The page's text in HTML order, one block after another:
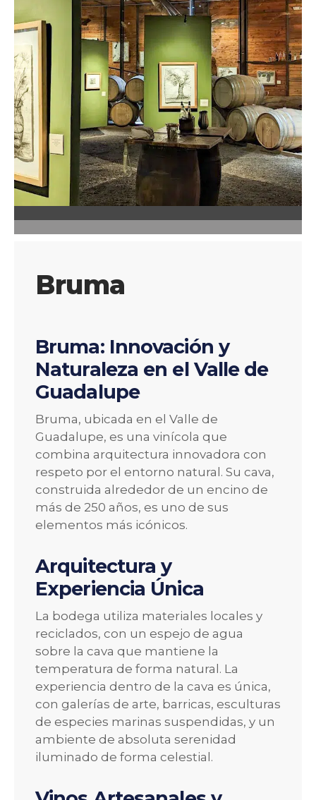
Bruma
Bruma: Innovación y
Naturaleza en el Valle de
Guadalupe
Bruma, ubicada en el Valle de
Guadalupe, es una vinícola que
combina arquitectura innovadora con
respeto por el entorno natural. Su cava,
construida alrededor de un encino de
más de 250 años, es uno de sus
elementos más icónicos.
Arquitectura y
Experiencia Única
La bodega utiliza materiales locales y
reciclados, con un espejo de agua
sobre la cava que mantiene la
temperatura de forma natural. La
experiencia dentro de la cava es única,
con galerías de arte, barricas, esculturas
de especies marinas suspendidas, y un
ambiente de absoluta serenidad
iluminado de forma celestial.